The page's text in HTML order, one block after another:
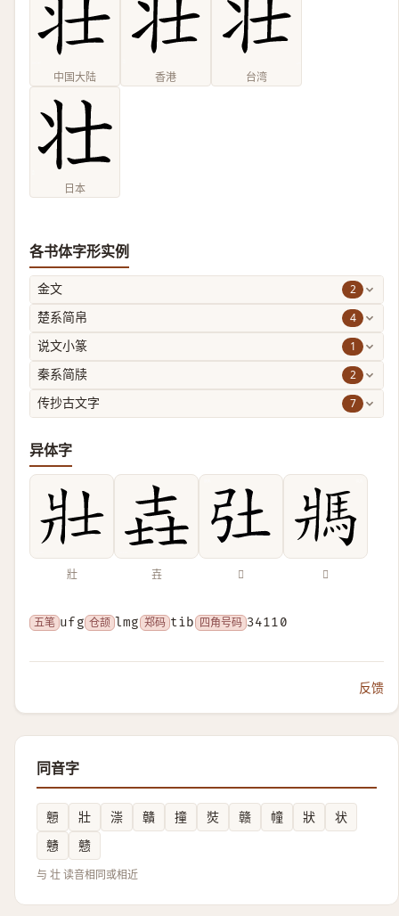
中国大陆 香港 台湾
日本
各书体字形实例
金文 2
楚系简帛 4
说文小篆 1
秦系简牍 2
传抄古文字 7
异体字
壯 壵 𢎳 𩡽
五笔 ufg 仓颉 lmg 郑码 tib 四角号码 34110
反馈
同音字
戅 壯 漴 贛 撞 焋 赣 幢 狀
状
戇
戆
与 壮 读音相同或相近